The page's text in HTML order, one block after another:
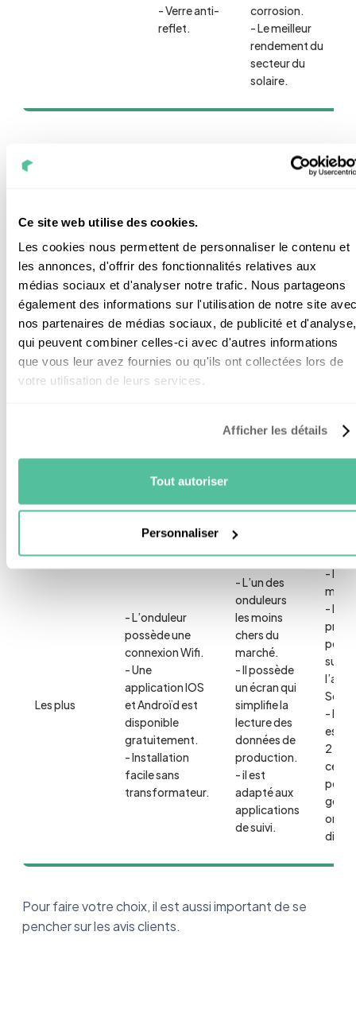
Ce site web utilise des cookies.
Les cookies nous permettent de personnaliser le contenu et
les annonces, d'offrir des fonctionnalités relatives aux
médias sociaux et d'analyser notre trafic. Nous partageons
également des informations sur l'utilisation de notre site
nos partenaires de médias sociaux, de publicité et d'analyse,
qui peuvent combiner celles-ci avec d'autres informations
que vous leur avez fournies ou qu'ils ont collectées lors de
votre utilisation de leurs services.
Afficher les détails
Tout autoriser
Personnaliser
- Verre anti-
reflet.
corrosion.
- Le meilleur
rendement du
secteur du
solaire.
marque italienne
et ses principaux concurrents
Onduleurs
Peimar Unicus
Line PSI
Kehua SPI
Rendement
Technologie MPPT MPPT MPPT
Garantie 5 ans 10 ans 5 ans
Les plus
- L’onduleur
possède une
connexion Wifi.
- Une
application IOS
et Androïd est
disponible
gratuitement.
- Installation
facile sans
transformateur.
- L’un des
onduleurs
les moins
chers du
marché.
- Il possède
un écran qui
simplifie la
lecture des
données de
production.
- il est
adapté aux
applications
de suivi.
- Prix
- La
peut
suivie
-
est
2
ce qui
gérer
Pour faire votre choix, il est aussi important de se
pencher sur les avis clients.